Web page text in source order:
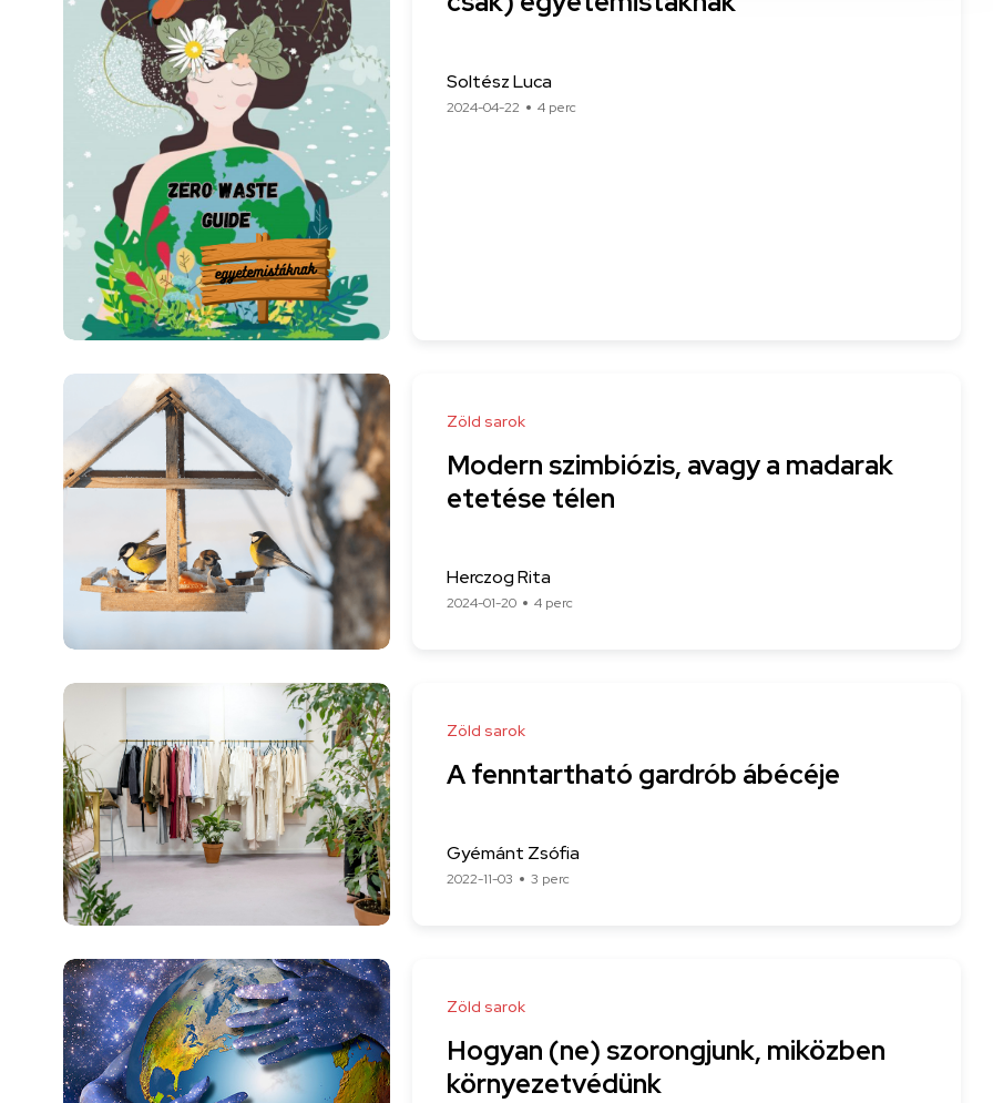
Soltész Luca
2024-04-22 4 perc
Zöld sarok
Modern szimbiózis, avagy a madarak
etetése télen
Herczog Rita
2024-01-20 4 perc
Zöld sarok
A fenntartható gardrób ábécéje
Gyémánt Zsófia
2022-11-03 3 perc
Zöld sarok
Hogyan (ne) szorongjunk, miközben
környezetvédünk